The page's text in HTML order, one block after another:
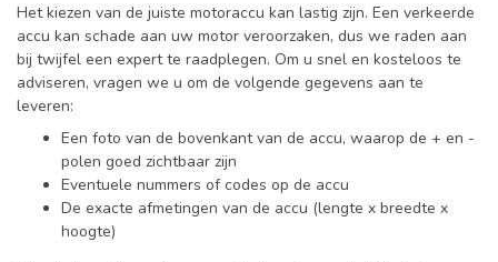
Het kiezen van de juiste motoraccu kan lastig zijn. Een verkeerde
accu kan schade aan uw motor veroorzaken, dus we raden aan
bij twijfel een expert te raadplegen. Om u snel en kosteloos te
adviseren, vragen we u om de volgende gegevens aan te
leveren:
Een foto van de bovenkant van de accu, waarop de + en -
polen goed zichtbaar zijn
Eventuele nummers of codes op de accu
De exacte afmetingen van de accu (lengte x breedte x
hoogte)